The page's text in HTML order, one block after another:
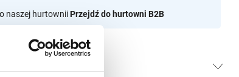
naszej hurtowniiPrzejdź do hurtowni B2B